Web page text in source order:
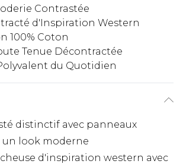
Contrastée
d'Inspiration Western
100% Coton
Tenue Décontractée
du Quotidien
distinctif avec panneaux
look moderne
d'inspiration western avec